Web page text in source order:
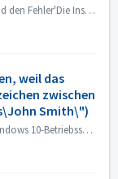
Wenn Sie das Nero-Programm installieren und den Fehler'Die Installation von Microsoft VC Redist 2015-20xx (x86) ist fehlgeschlagen' sehen, führen Si...
weil das
zwischen
Smith\")
Bei einigen Benutzer-PCs mit installiertem Windows 10-Betriebssystem können die Windows-Login-Benutzerkonto mit Leerzeichen oder Sonderzeichen Installations...